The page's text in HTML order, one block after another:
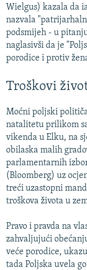
Wielgus) kazala da
nazvala
podsmijeh - u
naglasivši da je
porodice i protiv
Troškovi
Moćni poljski
natalitetu prilikom
vikenda u Elku, na
obilaska malih
parlamentarnih
(Bloomberg) uz
treći uzastopni
troškova života u
Pravo i pravda na
zahvaljujući
veće porodice,
tada Poljska uvela